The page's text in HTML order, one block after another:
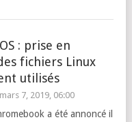
: prise en
fichiers Linux
utilisés
mars 7, 2019, 06:00
a été annoncé il